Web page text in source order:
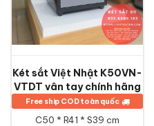
Két sắt Việt Nhật K50VN-
VTDT vân tay chính hãng
Free ship COD toàn quốc
C50 * R41 * S39 cm